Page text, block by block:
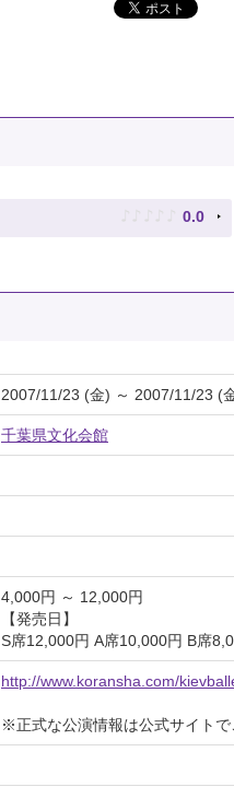
♪ ♪ ♪ ♪ ♪ 0.0
2007/11/23 (金) ～ 2007/11/23 (
千葉県文化会館
4,000円 ～ 12,000円
【発売日】
S席12,000円 A席10,000円 B席
http://www.koransha.com/
※正式な公演情報は公式サイトで